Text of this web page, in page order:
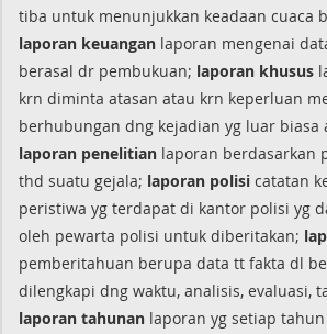
tiba untuk menunjukkan keadaan cuaca
laporan keuangan laporan mengenai
berasal dr pembukuan; laporan khusus
krn diminta atasan atau krn keperluan
berhubungan dng kejadian yg luar biasa
laporan penelitian laporan berdasarkan
thd suatu gejala; laporan polisi catatan
peristiwa yg terdapat di kantor polisi yg
oleh pewarta polisi untuk diberitakan;
pemberitahuan berupa data tt fakta dl
dilengkapi dng waktu, analisis, evaluasi,
laporan tahunan laporan yg setiap